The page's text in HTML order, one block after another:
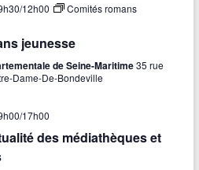
/12h00
Comités romans
jeunesse
de Seine-Maritime35 rue
Dame-De-Bondeville
/17h00
des médiathèques et